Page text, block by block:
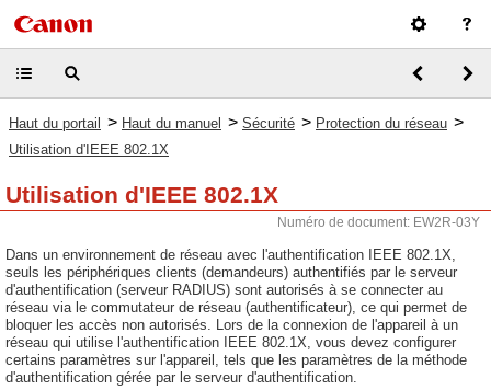
Haut du portail > Haut du manuel > Sécurité > Protection du réseau >
Utilisation d'IEEE 802.1X
Utilisation d'IEEE 802.1X
Numéro de document: EW2R-03Y
Dans un environnement de réseau avec l'authentification IEEE 802.1X,
seuls les périphériques clients (demandeurs) authentifiés par le serveur
d'authentification (serveur RADIUS) sont autorisés à se connecter au
réseau via le commutateur de réseau (authentificateur), ce qui permet de
bloquer les accès non autorisés. Lors de la connexion de l'appareil à un
réseau qui utilise l'authentification IEEE 802.1X, vous devez configurer
certains paramètres sur l'appareil, tels que les paramètres de la méthode
d'authentification gérée par le serveur d'authentification.